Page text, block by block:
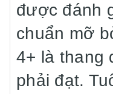
được đánh
chuẩn mỡ
4+ là thang
phải đạt.